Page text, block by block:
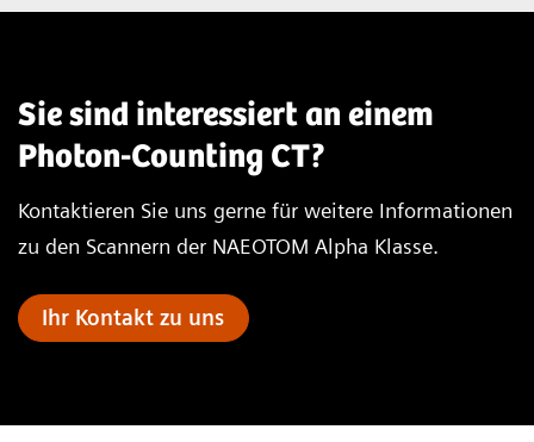
Sie sind interessiert an einem
Photon-Counting CT?
Kontaktieren Sie uns gerne für weitere Informationen
zu den Scannern der NAEOTOM Alpha Klasse.
Ihr Kontakt zu uns